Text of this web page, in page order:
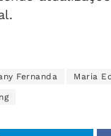
Fernanda Maria